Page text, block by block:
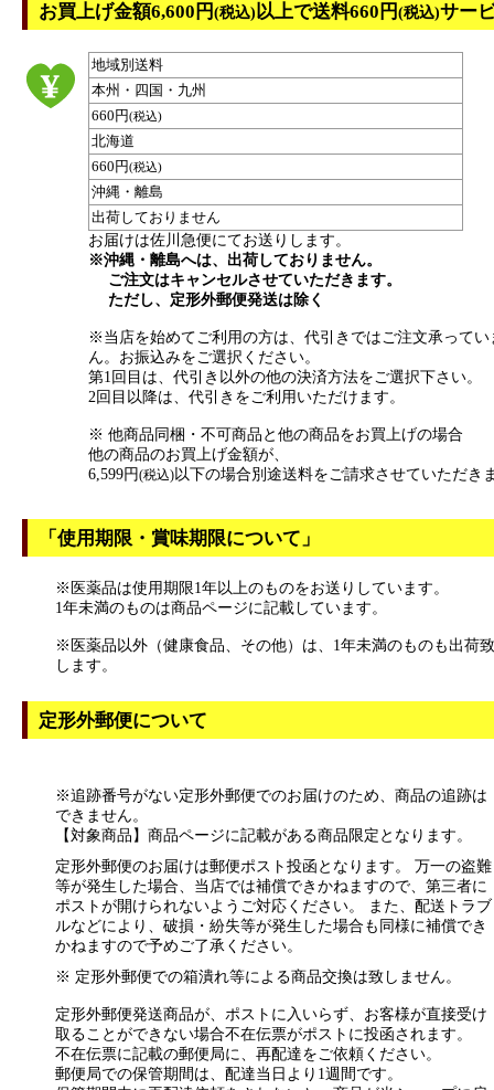
お買上げ金額6,600円(税込)以上で送料660円(税込)サー
地域別送料
本州・四国・九州
660円(税込)
北海道
660円(税込)
沖縄・離島
出荷しておりません
お届けは佐川急便にてお送りします。
※沖縄・離島へは、出荷しておりません。
ご注文はキャンセルさせていただきます。
ただし、定形外郵便発送は除く
※当店を始めてご利用の方は、代引きではご注文承ってい
ん。お振込みをご選択ください。
第1回目は、代引き以外の他の決済方法をご選択下さい。
2回目以降は、代引きをご利用いただけます。
※ 他商品同梱・不可商品と他の商品をお買上げの場合
他の商品のお買上げ金額が、
6,599円(税込)以下の場合別途送料をご請求させていただき
「使用期限・賞味期限について」
※医薬品は使用期限1年以上のものをお送りしています。
1年未満のものは商品ページに記載しています。
※医薬品以外（健康食品、その他）は、1年未満のものも出荷致
します。
定形外郵便について
※追跡番号がない定形外郵便でのお届けのため、商品の追跡は
できません。
【対象商品】商品ページに記載がある商品限定となります。
定形外郵便のお届けは郵便ポスト投函となります。 万一の盗難
等が発生した場合、当店では補償できかねますので、第三者に
ポストが開けられないようご対応ください。 また、配送トラブ
ルなどにより、破損・紛失等が発生した場合も同様に補償でき
かねますので予めご了承ください。
※ 定形外郵便での箱潰れ等による商品交換は致しません。
定形外郵便発送商品が、ポストに入いらず、お客様が直接受け
取ることができない場合不在伝票がポストに投函されます。
不在伝票に記載の郵便局に、再配達をご依頼ください。
郵便局での保管期間は、配達当日より1週間です。